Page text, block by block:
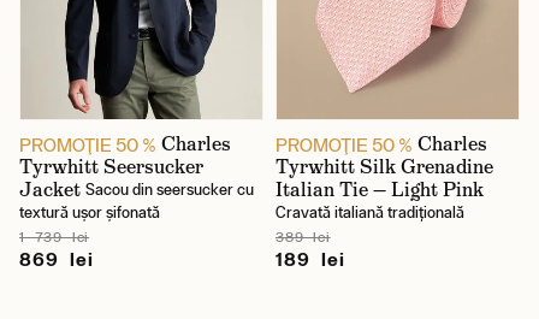
PROMOŢIE 50 % Charles
Tyrwhitt Seersucker
Jacket Sacou din seersucker cu
textură ușor șifonată
1 739 lei
869 lei
PROMOŢIE 50 % Charles
Tyrwhitt Silk Grenadine
Italian Tie — Light Pink
Cravată italiană tradițională
389 lei
189 lei